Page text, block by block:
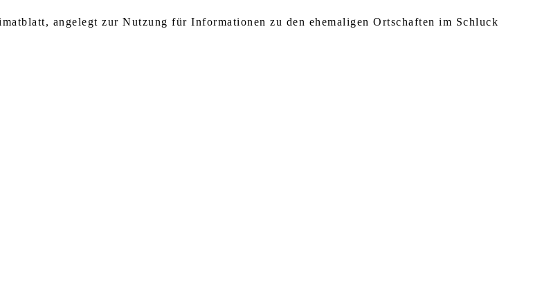
angelegt zur Nutzung für Informationen zu den ehemaligen Ortschaften im Schluck